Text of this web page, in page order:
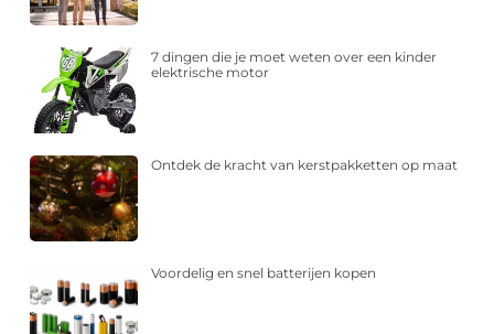
7 dingen die je moet weten over een kinder
elektrische motor
Ontdek de kracht van kerstpakketten op maat
Voordelig en snel batterijen kopen